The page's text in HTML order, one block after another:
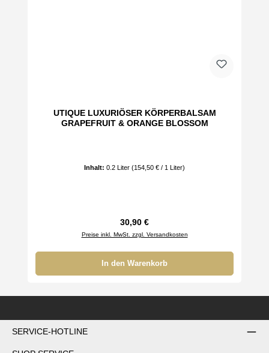
UTIQUE LUXURIÖSER KÖRPERBALSAM
GRAPEFRUIT & ORANGE BLOSSOM
Inhalt: 0.2 Liter (154,50 € / 1 Liter)
Regulärer Preis:
30,90 €
Preise inkl. MwSt. zzgl. Versandkosten
In den Warenkorb
SERVICE-HOTLINE